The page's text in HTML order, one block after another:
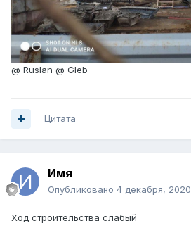
@ Ruslan @ Gleb
Цитата
Имя
Опубликовано 4 декабря, 2020
Ход строительства слабый